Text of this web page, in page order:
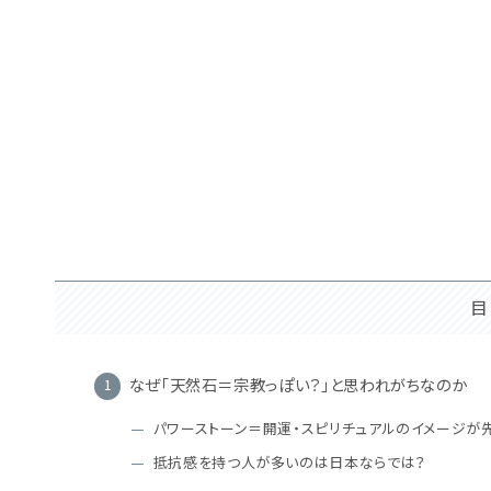
なぜ「天然石＝宗教っぽい？」と思われがちなのか
パワーストーン＝開運・スピリチュアルのイメージが
抵抗感を持つ人が多いのは日本ならでは？